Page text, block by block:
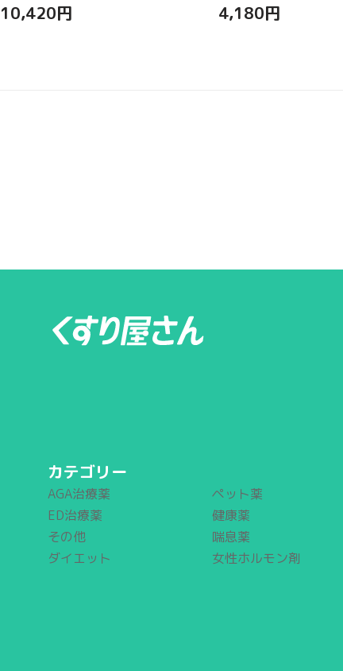
10,420円 4,180円
カテゴリー
AGA治療薬
ED治療薬
その他
ダイエット
ペット薬
健康薬
喘息薬
女性ホルモン剤